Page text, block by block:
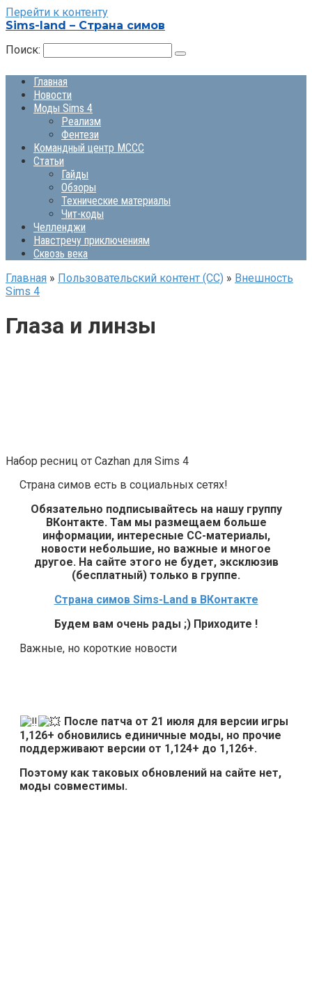
Перейти к контенту
Sims-land – Страна симов
Поиск:
Главная
Новости
Моды Sims 4
Реализм
Фентези
Командный центр MCCC
Статьи
Гайды
Обзоры
Технические материалы
Чит-коды
Челленджи
Навстречу приключениям
Сквозь века
Главная » Пользовательский контент (СС) » Внешность
Sims 4
Глаза и линзы
Набор ресниц от Cazhan для Sims 4
Страна симов есть в социальных сетях!
Обязательно подписывайтесь на нашу группу
ВКонтакте. Там мы размещаем больше
информации, интересные СС-материалы,
новости небольшие, но важные и многое
другое. На сайте этого не будет, эксклюзив
(бесплатный) только в группе.
Страна симов Sims-Land в ВКонтакте
Будем вам очень рады ;) Приходите !
Важные, но короткие новости
После патча от 21 июля для версии игры
1,126+ обновились единичные моды, но прочие
поддерживают версии от 1,124+ до 1,126+.
Поэтому как таковых обновлений на сайте нет,
моды совместимы.